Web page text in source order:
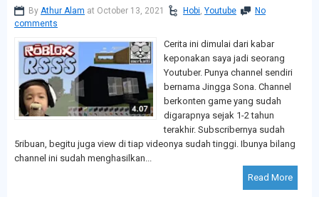
By Athur Alam at October 13, 2021 Hobi Youtube
No
comments
Cerita ini dimulai dari kabar
keponakan saya jadi seorang
Youtuber. Punya channel sendiri
bernama Jingga Sona. Channel
berkonten game yang sudah
digarapnya sejak 1-2 tahun
terakhir. Subscribernya sudah
5ribuan, begitu juga view di tiap videonya sudah tinggi. Ibunya bilang
channel ini sudah menghasilkan...
Read More